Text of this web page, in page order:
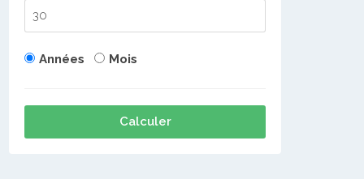
Années Mois
Calculer